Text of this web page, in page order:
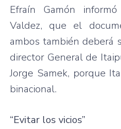
Efraín Gamón
Valdez, que el
ambos también deberá
director General de
Jorge Samek, porque
binacional.
“Evitar los vicios”